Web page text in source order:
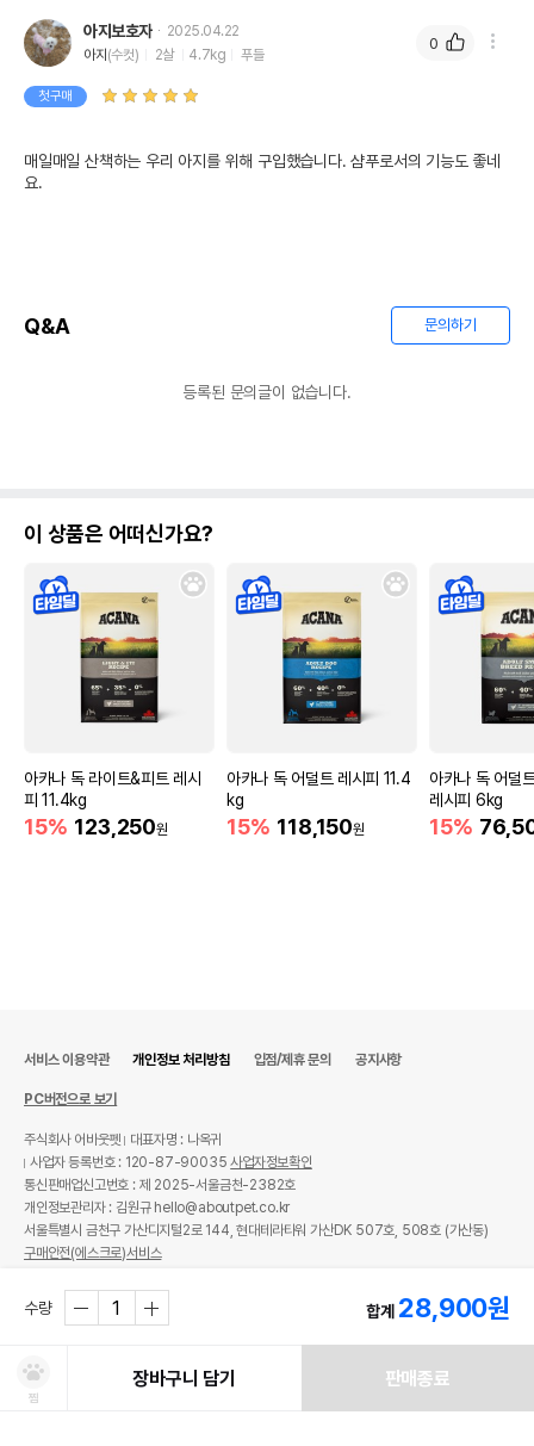
아지보호자
2025.04.22
아지 (수컷) 2살 4.7kg 푸들
첫구매
매일매일 산책하는 우리 아지를 위해 구입했습니다. 샴푸로서의 기능도 좋네
요.
0
Q&A 문의하기
등록된 문의글이 없습니다.
이 상품은 어떠신가요?
아카나 독 라이트&피트 레시
피 11.4kg
15% 123,250원
아카나 독 어덜트 레시피 11.4
kg
15% 118,150원
아카나 독 어덜
레시피 6kg
15%
수량 합계 28,900원
찜
장바구니 담기 판매종료
서비스 이용약관 개인정보 처리방침 입점/제휴 문의 공지사항
PC버전으로 보기
주식회사 어바웃펫
대표자명 : 나옥귀
사업자 등록번호 : 120-87-90035사업자정보확인
통신판매업신고번호 : 제 2025-서울금천-2382호
개인정보관리자 : 김원규 hello@aboutpet.co.kr
서울특별시 금천구 가산디지털2로 144, 현대테라타워 가산DK 507호, 508호 (가산동)
구매안전(에스크로)서비스